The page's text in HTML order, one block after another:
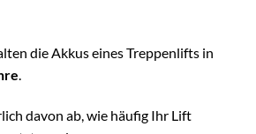
die Akkus eines Treppenlifts in
.
davon ab, wie häufig Ihr Lift